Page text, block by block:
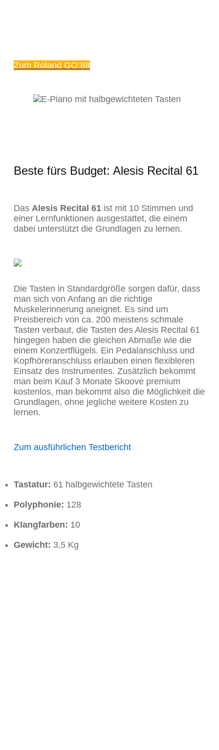
Zum Roland GO:88
Beste fürs Budget: Alesis Recital 61
Das Alesis Recital 61 ist mit 10 Stimmen und
einer Lernfunktionen ausgestattet, die einem
dabei unterstützt die Grundlagen zu lernen.
Die Tasten in Standardgröße sorgen dafür, dass
man sich von Anfang an die richtige
Muskelerinnerung aneignet. Es sind um
Preisbereich von ca. 200 meistens schmale
Tasten verbaut, die Tasten des Alesis Recital 61
hingegen haben die gleichen Abmaße wie die
einem Konzertflügels. Ein Pedalanschluss und
Kopfhöreranschluss erlauben einen flexibleren
Einsatz des Instrumentes. Zusätzlich bekommt
man beim Kauf 3 Monate Skoove premium
kostenlos, man bekommt also die Möglichkeit die
Grundlagen, ohne jegliche weitere Kosten zu
lernen.
Zum ausführlichen Testbericht
Tastatur: 61 halbgewichtete Tasten
Polyphonie: 128
Klangfarben: 10
Gewicht: 3,5 Kg